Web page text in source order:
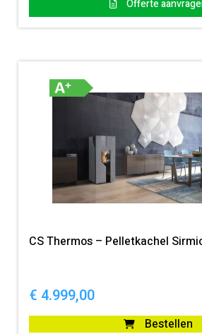
Offerte
CS Thermos – Pelletkachel
€ 4.999,00
Bestellen